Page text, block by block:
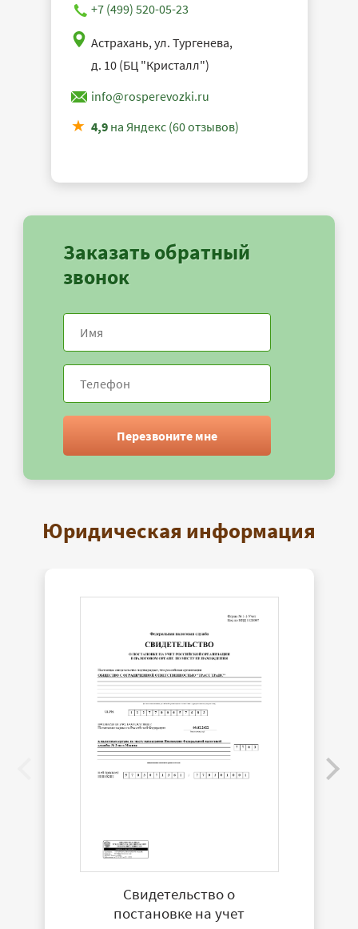
+7 (499) 520-05-23
Астрахань, ул. Тургенева,
д. 10 (БЦ "Кристалл")
info@rosperevozki.ru
4,9на Яндекс (60 отзывов)
Заказать обратный
звонок
Перезвоните мне
Юридическая информация
Свидетельство о
постановке на учет